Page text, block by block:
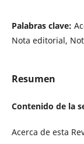
Palabras clave:
Nota editorial,
Resumen
Contenido de la
Acerca de esta